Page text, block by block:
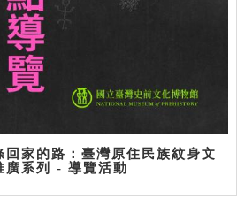
回家的路：臺灣原住民族紋身文
廣系列 - 導覽活動